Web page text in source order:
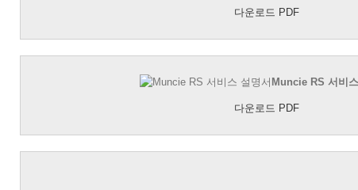
다운로드 PDF
Muncie RS 서비
다운로드 PDF